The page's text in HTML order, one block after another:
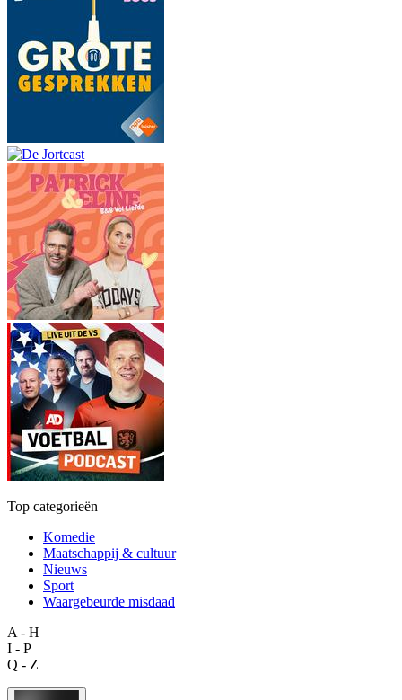
Top categorieën
Komedie
Maatschappij & cultuur
Nieuws
Sport
Waargebeurde misdaad
A - H
I - P
Q - Z